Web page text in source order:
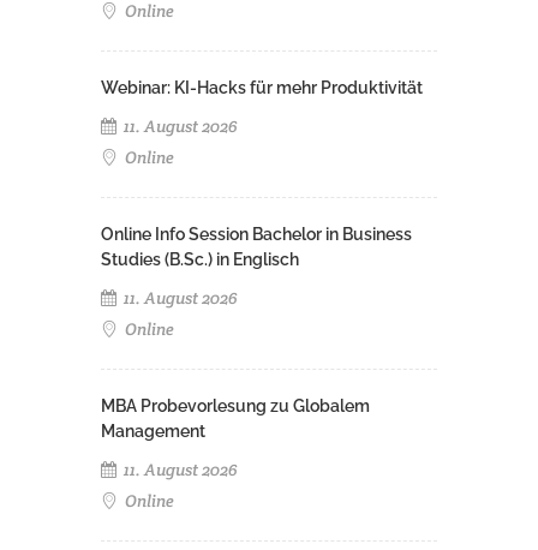
Online
Webinar: KI-Hacks für mehr Produktivität
11. August 2026
Online
Online Info Session Bachelor in Business
Studies (B.Sc.) in Englisch
11. August 2026
Online
MBA Probevorlesung zu Globalem
Management
11. August 2026
Online